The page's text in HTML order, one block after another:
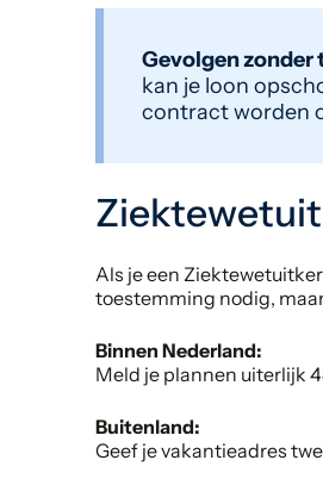
Gevolgen
kan je loon
contract worden
Als je een
toestemming nodig,
Binnen Nederland:
Meld je plannen uiterlijk
Buitenland:
Geef je vakantieadres